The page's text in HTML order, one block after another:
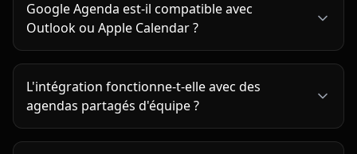
Google Agenda est-il compatible avec
Outlook ou Apple Calendar ?
L'intégration fonctionne-t-elle avec des
agendas partagés d'équipe ?